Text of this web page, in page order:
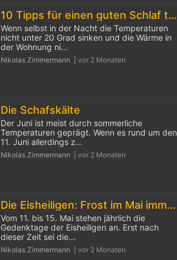
10 Tipps für einen guten Schlaf trotz Hitze
Nikolas Zimmermann | vor 2 Monaten
Wenn selbst in der Nacht die Temperaturen
nicht unter 20 Grad sinken und die Wärme in
der Wohnung ni...
Die Schafskälte
Nikolas Zimmermann | vor 2 Monaten
Der Juni ist meist durch sommerliche
Temperaturen geprägt. Wenn es rund um den
11. Juni allerdings z...
Die Eisheiligen: Frost im Mai immer seltener
Nikolas Zimmermann | vor 2 Monaten
Vom 11. bis 15. Mai stehen jährlich die
Gedenktage der Eisheiligen an. Erst nach
dieser Zeit sei die...